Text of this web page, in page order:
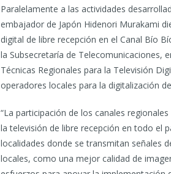
Paralelamente a las actividades
embajador de Japón Hidenori Murakami
digital de libre recepción en el Canal Bío
la Subsecretaría de Telecomunicaciones,
Técnicas Regionales para la Televisión
operadores locales para la digitalización
“La participación de los canales
la televisión de libre recepción en todo el
localidades donde se transmitan señales
locales, como una mejor calidad de